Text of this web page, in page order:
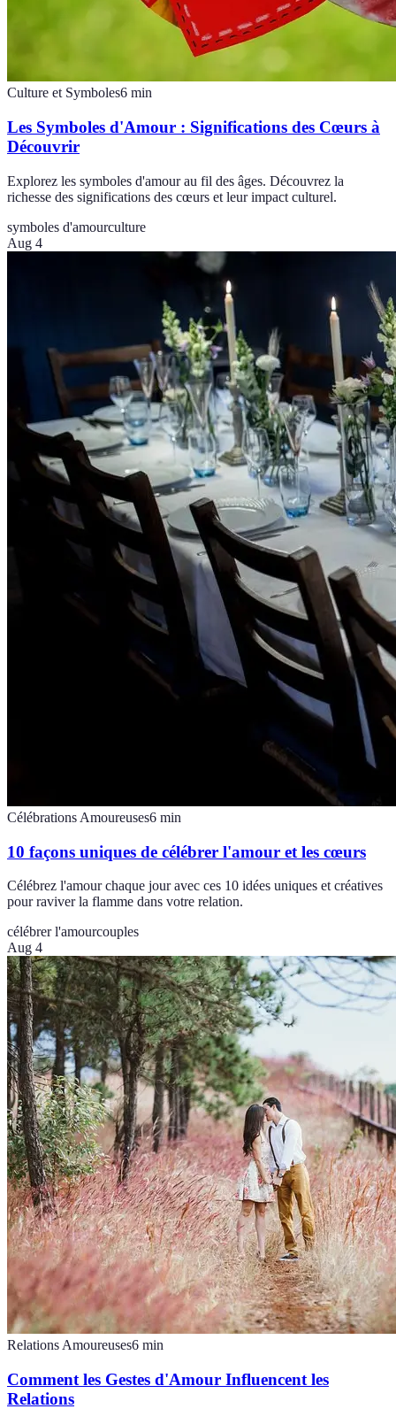
Culture et Symboles6 min
Les Symboles d'Amour : Significations des Cœurs à
Découvrir
Explorez les symboles d'amour au fil des âges. Découvrez la
richesse des significations des cœurs et leur impact culturel.
symboles d'amourculture
Aug 4
Célébrations Amoureuses6 min
10 façons uniques de célébrer l'amour et les cœurs
Célébrez l'amour chaque jour avec ces 10 idées uniques et créatives
pour raviver la flamme dans votre relation.
célébrer l'amourcouples
Aug 4
Relations Amoureuses6 min
Comment les Gestes d'Amour Influencent les
Relations